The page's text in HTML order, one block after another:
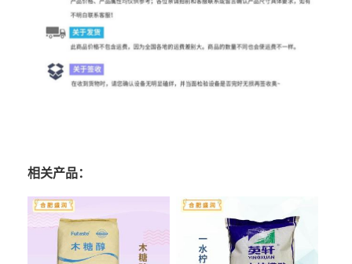
相关产品：